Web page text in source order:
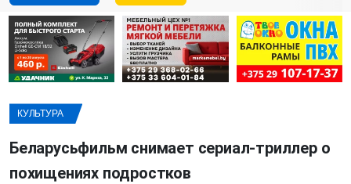
КУЛЬТУРА
Беларусьфильм снимает сериал-триллер о
похищениях подростков